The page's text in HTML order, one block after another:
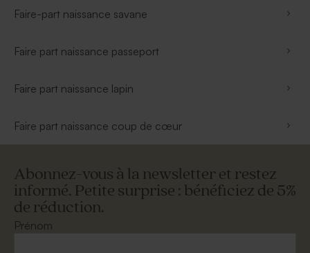
Faire-part naissance savane
Faire part naissance passeport
Faire part naissance lapin
Faire part naissance coup de cœur
Abonnez-vous à la newsletter et restez
informé. Petite surprise : bénéficiez de 5%
de réduction.
Prénom